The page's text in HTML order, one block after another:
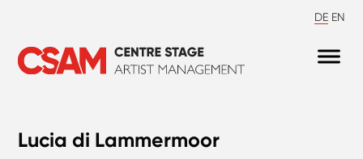
DE EN
Lucia di Lammermoor